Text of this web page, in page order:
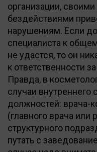
организации,
бездействиями
нарушениям. Если
специалиста к
не удастся, то он
к ответственности
Правда, в
случаи
должностей: врача-
(главного врача или
структурного
путать с